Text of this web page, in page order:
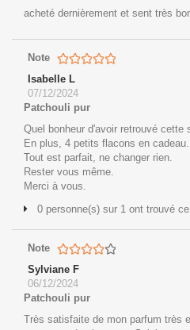
acheté dernièrement et sent très
Note
Isabelle L
07/12/2024
Patchouli pur
Quel bonheur d'avoir retrouvé cette
En plus, 4 petits flacons en cadeau.
Tout est parfait, ne changer rien.
Rester vous même.
Merci à vous.
0 personne(s) sur 1 ont trouvé
Note
Sylviane F
06/12/2024
Patchouli pur
Très satisfaite de mon parfum très